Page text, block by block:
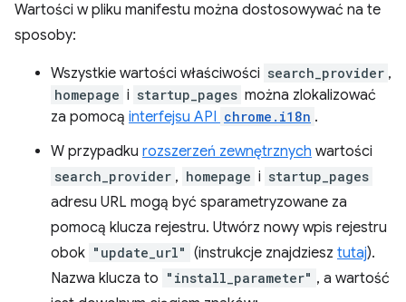
Wartości w pliku manifestu można dostosowywać na te
sposoby:
Wszystkie wartości właściwości search_provider ,
homepage i startup_pages można zlokalizować
za pomocą interfejsu API chrome.i18n .
W przypadku rozszerzeń zewnętrznych wartości
search_provider , homepage i startup_pages
adresu URL mogą być sparametryzowane za
pomocą klucza rejestru. Utwórz nowy wpis rejestru
obok "update_url" (instrukcje znajdziesz tutaj).
Nazwa klucza to "install_parameter" , a wartość